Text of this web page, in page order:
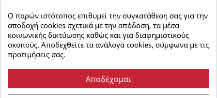
Ο παρών ιστότοπος επιθυμεί την συγκατάθεση σας για την
αποδοχή cookies σχετικά με την απόδοση, τα μέσα
κοινωνικής δικτύωσης καθώς και για διαφημιστικούς
σκοπούς. Αποδεχθείτε τα ανάλογα cookies, σύμφωνα με τις
προτιμήσεις σας.
Αποδέχομαι